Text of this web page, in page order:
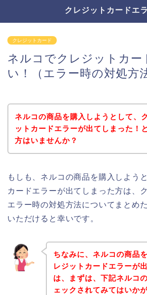
クレジットカードエ
クレジットカード
ネルコでクレジットカー
い！（エラー時の対処方
ネルコの商品を購入しようとして、
ットカードエラーが出てしまった！
方はいませんか？
もしも、ネルコの商品を購入しよう
カードエラーが出てしまった方は、
エラー時の対処方法についてまとめ
いただけると幸いです。
ちなみに、ネルコの商品
レジットカードエラーが
は、まずは、下記ネルコ
ェックされてみてはいか